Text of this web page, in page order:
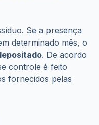
Se a presença
determinado mês, o
. De acordo
controle é feito
fornecidos pelas